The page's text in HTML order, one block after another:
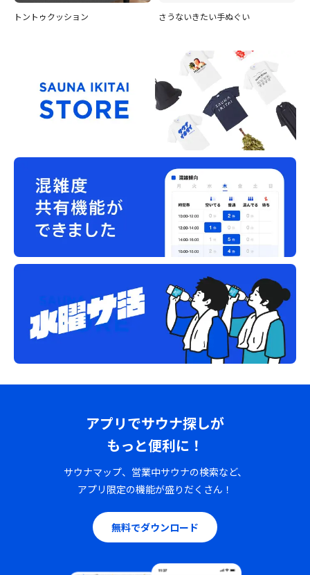
トントゥクッション さうないきたい手ぬぐい
アプリでサウナ探しが
もっと便利に！
サウナマップ、営業中サウナの検索など、
アプリ限定の機能が盛りだくさん！
無料でダウンロード